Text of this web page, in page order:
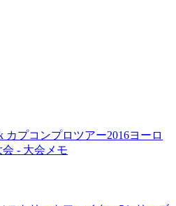
カプコンプロツアー2016ヨーロ
- 大会メモ